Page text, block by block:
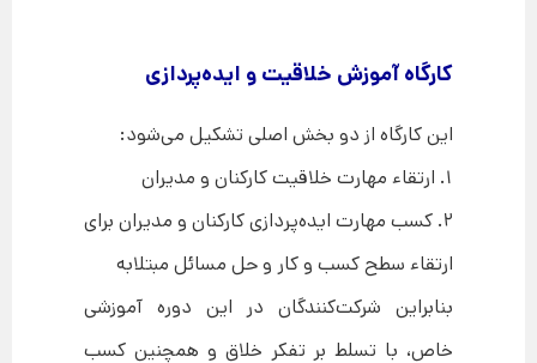
کارگاه آموزش خلاقیت و ایده‌پردازی
این کارگاه از دو بخش اصلی تشکیل می‌شود:
1. ارتقاء مهارت خلاقیت کارکنان و مدیران
2. کسب مهارت ایده‌پردازی کارکنان و مدیران برای
ارتقاء سطح کسب و کار و حل مسائل مبتلابه
بنابراین شرکت‌کنندگان در این دوره آموزشی
خاص، با تسلط بر تفکر خلاق و همچنین کسب